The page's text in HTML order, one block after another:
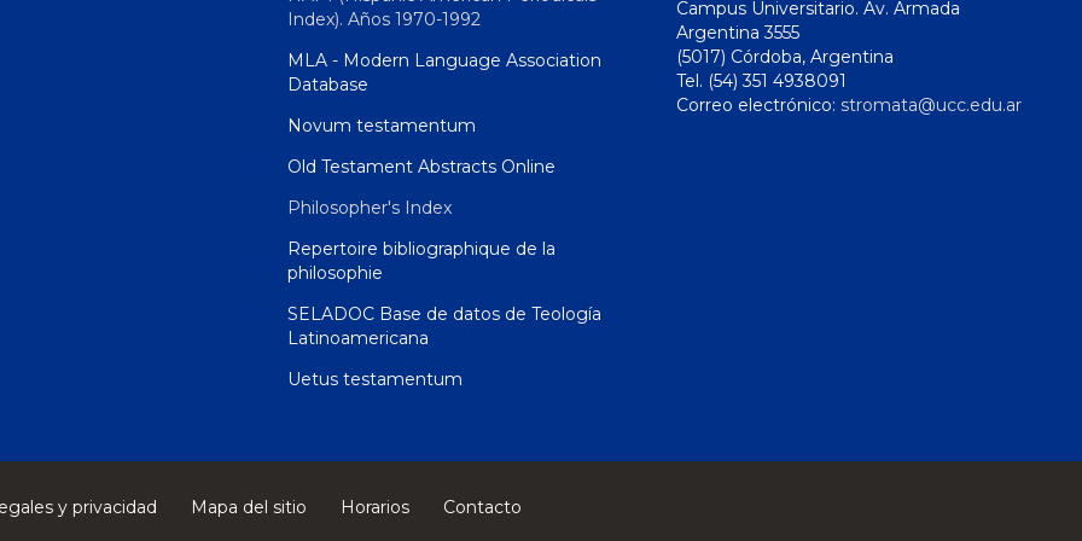
Index). Años 1970-1992
MLA - Modern Language Association
Database
Novum testamentum
Old Testament Abstracts Online
Philosopher's Index
Repertoire bibliographique de la
philosophie
SELADOC Base de datos de Teología
Latinoamericana
Uetus testamentum
Campus Universitario. Av. Armada
Argentina 3555
(5017) Córdoba, Argentina
Tel. (54) 351 4938091
Correo electrónico: stromata@ucc.edu.ar
y privacidad Mapa del sitio Horarios
Contacto